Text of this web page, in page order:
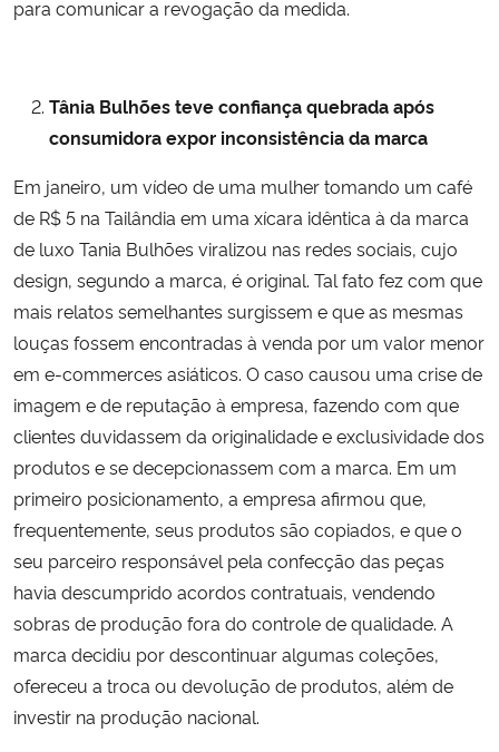
para comunicar a revogação da medida.
Tânia Bulhões teve confiança quebrada após
consumidora expor inconsistência da marca
Em janeiro, um vídeo de uma mulher tomando um café
de R$ 5 na Tailândia em uma xícara idêntica à da marca
de luxo Tania Bulhões viralizou nas redes sociais, cujo
design, segundo a marca, é original. Tal fato fez com que
mais relatos semelhantes surgissem e que as mesmas
louças fossem encontradas à venda por um valor menor
em e-commerces asiáticos. O caso causou uma crise de
imagem e de reputação à empresa, fazendo com que
clientes duvidassem da originalidade e exclusividade dos
produtos e se decepcionassem com a marca. Em um
primeiro posicionamento, a empresa afirmou que,
frequentemente, seus produtos são copiados, e que o
seu parceiro responsável pela confecção das peças
havia descumprido acordos contratuais, vendendo
sobras de produção fora do controle de qualidade. A
marca decidiu por descontinuar algumas coleções,
ofereceu a troca ou devolução de produtos, além de
investir na produção nacional.